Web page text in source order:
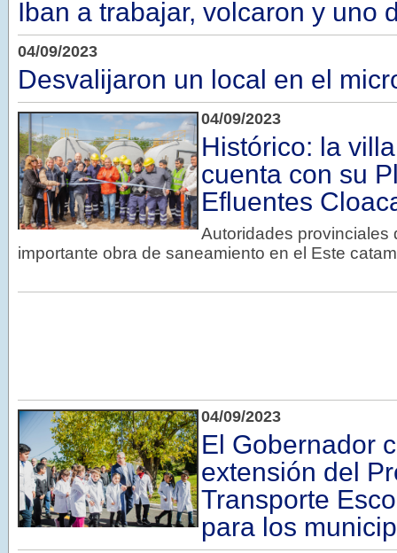
Iban a trabajar, volcaron y uno
04/09/2023
Desvalijaron un local en el
04/09/2023
Histórico: la
cuenta con su
Efluentes
Autoridades provinciales
importante obra de saneamiento en el Este
04/09/2023
El Gobernador
extensión del
Transporte
para los